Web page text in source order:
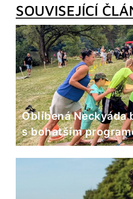
SOUVISEJÍCÍ
Oblíbená Neckyáda
s bohatším